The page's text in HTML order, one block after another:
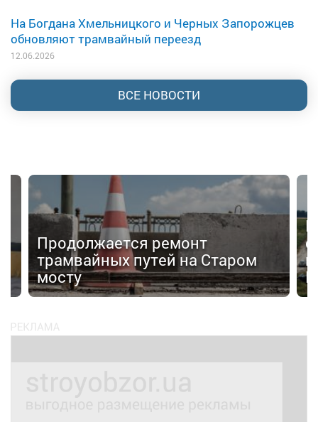
На Богдана Хмельницкого и Черных Запорожцев
обновляют трамвайный переезд
12.06.2026
ВСЕ НОВОСТИ
Продолжается ремонт
трамвайных путей на Старом
мосту